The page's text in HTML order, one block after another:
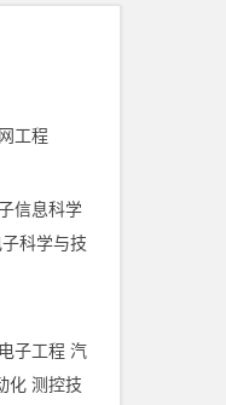
工程
信息科学
子科学与技
子工程 汽
化 测控技